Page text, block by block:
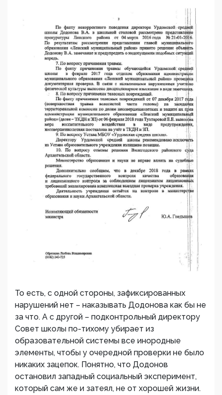
То есть, с одной стороны, зафиксированных
нарушений нет – наказывать Додонова как бы не
за что. А с другой – подконтрольный директору
Совет школы по-тихому убирает из
образовательной системы все инородные
элементы, чтобы у очередной проверки не было
никаких зацепок. Понятно, что Додонов
остановил западный социальный эксперимент,
который сам же и затеял, не от хорошей жизни.